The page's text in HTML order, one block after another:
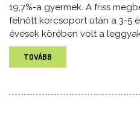
19,7%-a gyermek. A friss
felnőtt korcsoport után a 3-5
évesek körében volt a
TOVÁBB